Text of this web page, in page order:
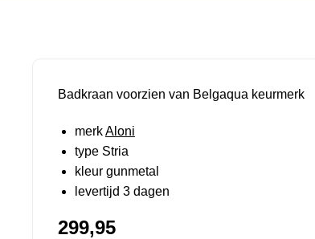
Badkraan voorzien van Belgaqua keurmerk
merkAloni
type Stria
kleur gunmetal
levertijd 3 dagen
299,95